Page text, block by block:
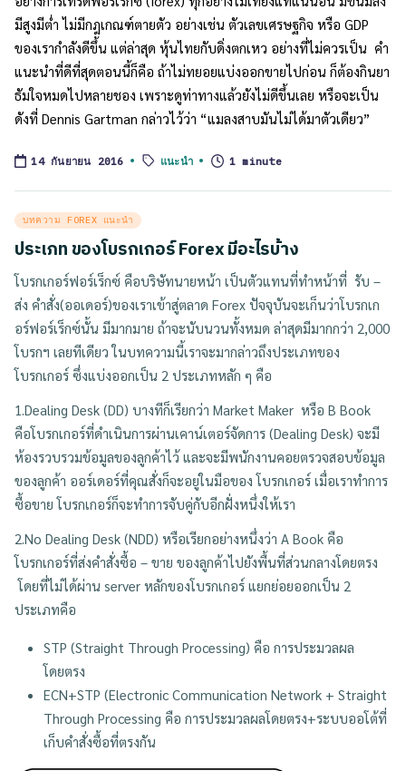
มีสูงมีต่ำ ไม่มีกฎเกณฑ์ตายตัว อย่างเช่น ตัวเลขเศรษฐกิจ หรือ GDP
ของเรากำลังดีขึ้น แต่ล่าสุด หุ้นไทยกับดิ่งตกเหว อย่างที่ไม่ควรเป็น คำ
แนะนำที่ดีที่สุดตอนนี้ก็คือ ถ้าไม่ทยอยแบ่งออกขายไปก่อน ก็ต้องกินยา
ธัมใจหมดไปหลายชอง เพราะดูท่าทางแล้วยังไม่ดีขึ้นเลย หรือจะเป็น
ดังที่ Dennis Gartman กล่าวไว้ว่า “แมลงสาบมันไม่ได้มาตัวเดียว”
14 กันยายน 2016
Tags: แนะนำ 1 minute
Posted
บทความ FOREX แนะนำ
ประเภท ของโบรกเกอร์ Forex มีอะไรบ้าง
โบรกเกอร์ฟอร์เร็กซ์ คือบริษัทนายหน้า เป็นตัวแทนที่ทำหน้าที่ รับ –
ส่ง คำสั่ง(ออเดอร์)ของเราเข้าสู่ตลาด Forex ปัจจุบันจะเก็นว่าโบรกเก
อร์ฟอร์เร็กซ์นั้น มีมากมาย ถ้าจะนับนวนทั้งหมด ล่าสุดมีมากกว่า 2,000
โบรกฯ เลยทีเดียว ในบทความนี้เราจะมากล่าวถึงประเภทของ
โบรกเกอร์ ซึ่งแบ่งออกเป็น 2 ประเภทหลัก ๆ คือ
1.Dealing Desk (DD) บางทีก็เรียกว่า Market Maker หรือ B Book
คือโบรกเกอร์ที่ดำเนินการผ่านเคาน์เตอร์จัดการ (Dealing Desk) จะมี
ห้องรวบรวมข้อมูลของลูกค้าไว้ และจะมีพนักงานคอยตรวจสอบข้อมูล
ของลูกค้า ออร์เดอร์ที่คุณสั่งก็จะอยู่ในมือของโบรกเกอร์ เมื่อเราทำการ
ซื้อขาย โบรกเกอร์ก็จะทำการจับคู่กับอีกฝั่งหนึ่งให้เรา
2.No Dealing Desk (NDD) หรือเรียกอย่างหนึ่งว่า A Book คือ
โบรกเกอร์ที่ส่งคำสั่งซื้อ – ขาย ของลูกค้าไปยังพื้นที่ส่วนกลางโดยตรง
โดยที่ไม่ได้ผ่าน server หลักของโบรกเกอร์ แยกย่อยออกเป็น 2
ประเภทคือ
STP (Straight Through Processing) คือ การประมวลผล
โดยตรง
ECN+STP (Electronic Communication Network + Straight
Through Processing คือ การประมวลผลโดยตรง+ระบบออโต้ที่
เก็บคำสั่งซื้อที่ตรงกัน